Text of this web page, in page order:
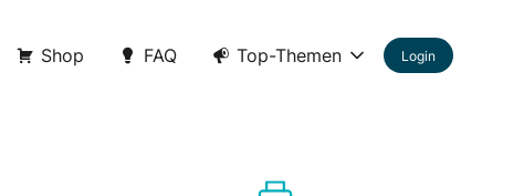
Shop FAQ Top-Themen Login